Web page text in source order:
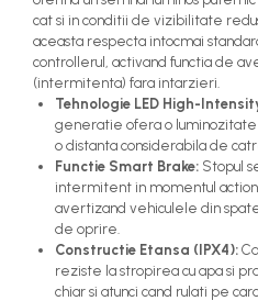
cat si in conditii de vizibilitate
aceasta respecta intocmai
controllerul, activand functia de
(intermitenta) fara intarzieri.
Tehnologie LED High-
generatie ofera o
o distanta considerabila de
Functie Smart Brake: Stopul
intermitent in momentul
avertizand vehiculele din
de oprire.
Constructie Etansa (IPX4):
reziste la stropirea cu apa si
chiar si atunci cand rulati pe